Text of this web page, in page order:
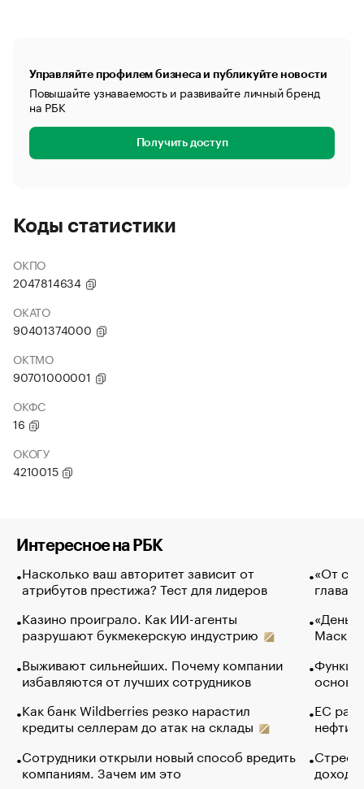
Управляйте профилем бизнеса и публикуйте новости
Повышайте узнаваемость и развивайте личный бренд
на РБК
Получить доступ
Коды статистики
ОКПО
2047814634
ОКАТО
90401374000
ОКТМО
90701000001
ОКФС
16
ОКОГУ
4210015
Интересное на РБК
Насколько ваш авторитет зависит от
атрибутов престижа? Тест для лидеров
Казино проиграло. Как ИИ-агенты
разрушают букмекерскую индустрию
Выживают сильнейших. Почему компании
избавляются от лучших сотрудников
Как банк Wildberries резко нарастил
кредиты селлерам до атак на склады
Сотрудники открыли новый способ вредить
компаниям. Зачем им это
«От
глава
Маск в
основ
ЕС
нефти